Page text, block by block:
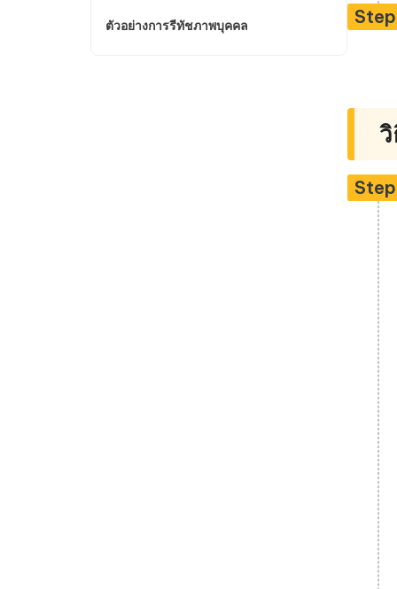
ตัวอย่างการรีทัชภาพบุคคล